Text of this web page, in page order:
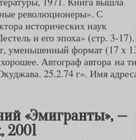
революционеры». С
исторических наук
и его эпоха» (стр. 3-17).
уменьшенный формат (17 х
Автограф автора на
25.2.74 г». Имя
«Эмигранты», —
2001